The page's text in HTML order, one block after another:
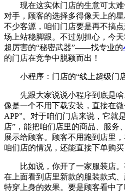
现在这实体门店的生意可太
对手，顾客的选择多得像天上的
不少客源，咱们门店要是再不搞
场上站稳脚跟。不过别担心，今
超厉害的“秘密武器”——找专业的
的门店在竞争中脱颖而出！
小程序：门店的“线上超级门
先跟大家说说小程序到底是
像是一个不用下载安装，直接在
APP”。对于咱们门店来说，它就
店”，能把咱们店里的商品、服务
展示给顾客。顾客不用跑到店里
咱们店的情况，还能直接下单购买
比如说，你开了一家服装店
在上面看到店里新款的服装款式
特穿上身的效果。要是顾客看中